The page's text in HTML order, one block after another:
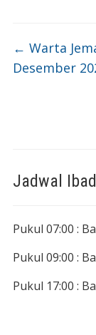
← Warta
Desember
Jadwal
Pukul 07:00 :
Pukul 09:00 :
Pukul 17:00 :